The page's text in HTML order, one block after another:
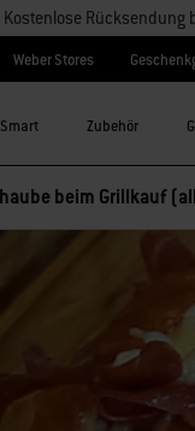
Kostenlose Rücksendung
Weber Stores
Smart Zubehör
beim Grillkauf